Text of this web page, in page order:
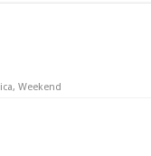
, Weekend